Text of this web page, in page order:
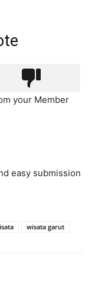
your Member
easy submission
wisata garut